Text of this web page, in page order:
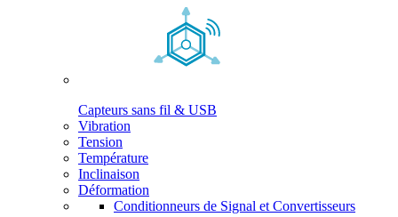
Capteurs sans fil & USB
Vibration
Tension
Température
Inclinaison
Déformation
Conditionneurs de Signal et Convertisseurs